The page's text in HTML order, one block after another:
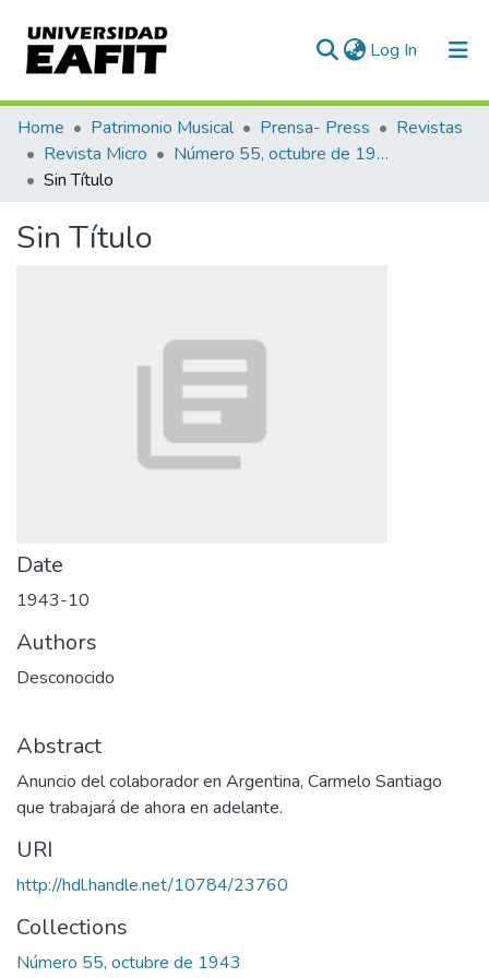
Log In (current)
Communities & Collections
All of DSpace
Home Patrimonio Musical Prensa- Press
Revistas
Revista Micro
Número 55, octubre de 1943
Sin Título
Sin Título
Date
1943-10
Authors
Desconocido
Abstract
Anuncio del colaborador en Argentina, Carmelo Santiago
que trabajará de ahora en adelante.
URI
http://hdl.handle.net/10784/23760
Collections
Número 55, octubre de 1943